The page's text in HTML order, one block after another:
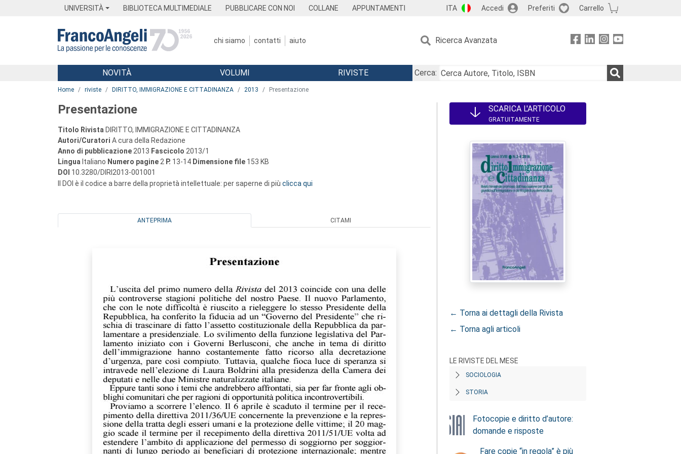
UNIVERSITÀ BIBLIOTECA MULTIMEDIALE PUBBLICARE CON NOI COLLANE APPUNTAMENTI ITA Accedi Preferiti Carrello
chi siamo contatti aiuto Ricerca Avanzata
Menu
NOVITÀ VOLUMI RIVISTE
Cerca:
Home riviste DIRITTO, IMMIGRAZIONE E CITTADINANZA 2013 Presentazione
Presentazione
Titolo Rivista DIRITTO, IMMIGRAZIONE E CITTADINANZA
Autori/Curatori A cura della Redazione
Anno di pubblicazione 2013 Fascicolo 2013/1
Lingua Italiano Numero pagine 2 P. 13-14 Dimensione file 153 KB
DOI 10.3280/DIRI2013-001001
Il DOI è il codice a barre della proprietà intellettuale: per saperne di più clicca qui
ANTEPRIMA CITAMI
SCARICA L'ARTICOLO
GRATUITAMENTE
← Torna ai dettagli della Rivista
← Torna agli articoli
LE RIVISTE DEL MESE
SOCIOLOGIA
STORIA
Fotocopie e diritto d’autore:
domande e risposte
Fare copie “in regola” è più